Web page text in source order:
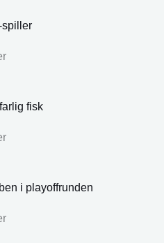
spiller
fisk
i playoffrunden